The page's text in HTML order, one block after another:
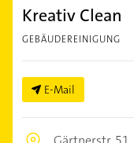
Kreativ Clean
GEBÄUDEREINIGUNG
E-Mail